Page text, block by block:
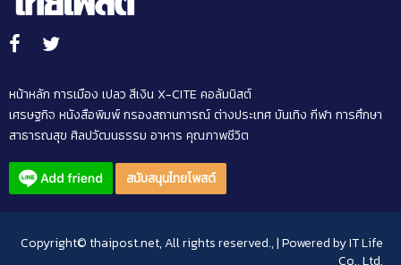
หน้าหลัก การเมือง เปลว สีเงิน X-CITE คอลัมนิสต์
เศรษฐกิจ หนังสือพิมพ์กรองสถานการณ์ต่างประเทศบันเทิง กีฬา การศึกษา
สาธารณสุข ศิลปวัฒนธรรม อาหาร คุณภาพชีวิต
สนับสนุนไทยโพสต์
Copyright© thaipost.net, All rights reserved., | Powered byIT Life
Co., Ltd.